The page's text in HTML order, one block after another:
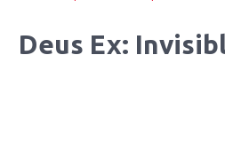
Deus Ex: